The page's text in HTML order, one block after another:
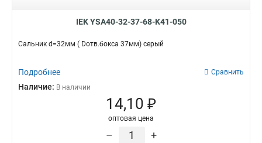
IEK YSA40-32-37-68-K41-050
Сальник d=32мм ( Dотв.бокса 37мм) серый
Подробнее Сравнить
Наличие: В наличии
14,10 ₽
оптовая цена
– +